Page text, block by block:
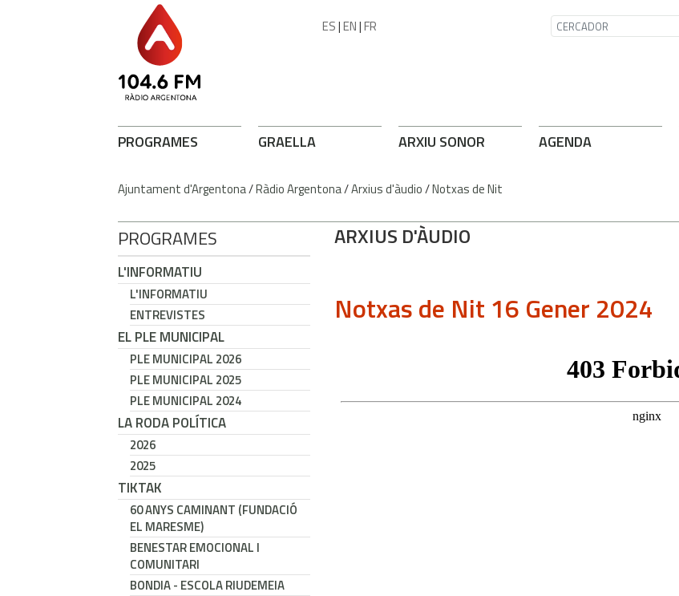
ES|EN|FR
PROGRAMES GRAELLA ARXIU SONOR AGENDA
Ajuntament d'Argentona/Ràdio Argentona/Arxius d'àudio/Notxas de Nit
PROGRAMES
L'INFORMATIU
L'INFORMATIU
ENTREVISTES
EL PLE MUNICIPAL
PLE MUNICIPAL 2026
PLE MUNICIPAL 2025
PLE MUNICIPAL 2024
LA RODA POLÍTICA
2026
2025
TIKTAK
60 ANYS CAMINANT (FUNDACIÓ
EL MARESME)
BENESTAR EMOCIONAL I
COMUNITARI
BONDIA - ESCOLA RIUDEMEIA
ARXIUS D'ÀUDIO
Notxas de Nit 16 Gener 2024